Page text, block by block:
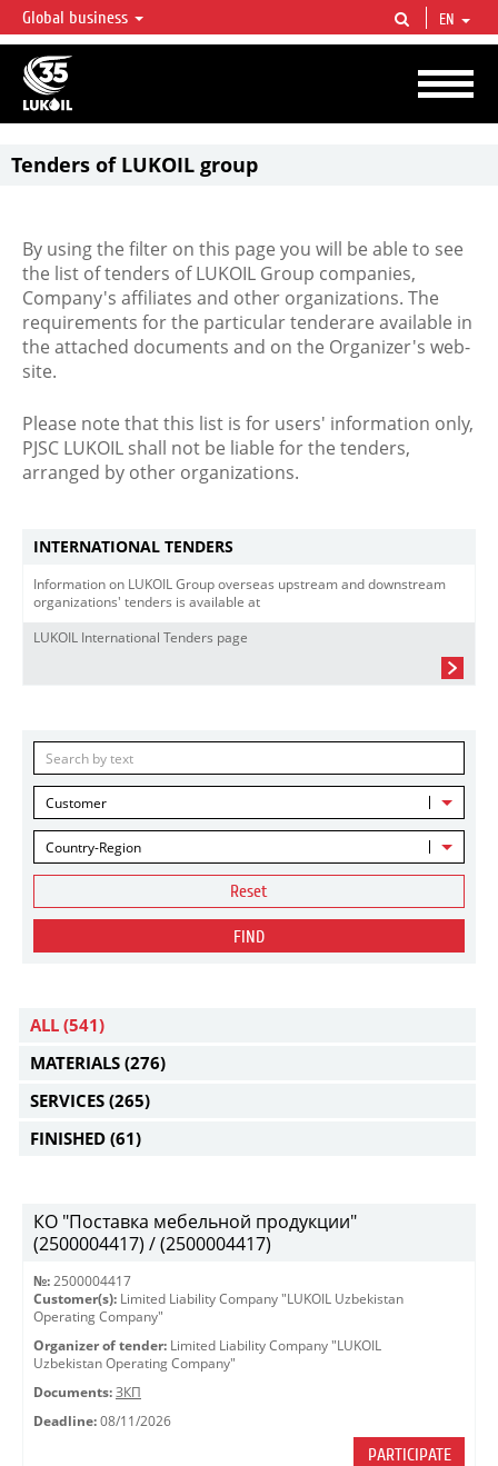
LUKOIL OVERVIEW
LUKOIL is one of the largest oil & gas vertical integrated companies in the world
accounting for over 2% of crude production and circa 1% of proved hydrocarbon
reserves globally.
Global business EN
Tenders of LUKOIL group
By using the filter on this page you will be able to see
the list of tenders of LUKOIL Group companies,
Company's affiliates and other organizations. The
requirements for the particular tenderare available in
the attached documents and on the Organizer's web-
site.
Please note that this list is for users' information only,
PJSC LUKOIL shall not be liable for the tenders,
arranged by other organizations.
INTERNATIONAL TENDERS
Information on LUKOIL Group overseas upstream and downstream
organizations' tenders is available at
LUKOIL International Tenders page
Customer
Country-Region
Reset
FIND
ALL (541)
MATERIALS (276)
SERVICES (265)
FINISHED (61)
КО "Поставка мебельной продукции"
(2500004417) / (2500004417)
№: 2500004417
Customer(s): Limited Liability Company "LUKOIL Uzbekistan
Operating Company"
Organizer of tender: Limited Liability Company "LUKOIL
Uzbekistan Operating Company"
Documents: ЗКП
Deadline: 08/11/2026
PARTICIPATE